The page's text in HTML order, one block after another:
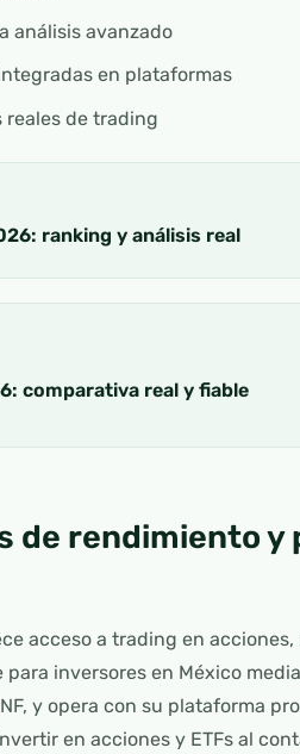
análisis avanzado
en plataformas
reales de trading
ranking y análisis real
comparativa real y fiable
de rendimiento y
acceso a trading en acciones,
inversores en México
y opera con su plataforma
en acciones y ETFs al